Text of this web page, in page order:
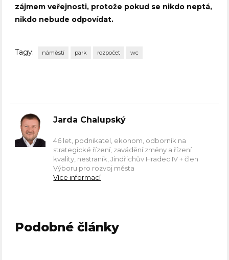
zájmem veřejnosti, protože pokud se nikdo neptá,
nikdo nebude odpovídat.
Tagy: náměstí park rozpočet wc
Jarda Chalupský
46 let, podnikatel, ekonom, odborník na
strategické řízení, zavádění změny a řízení
kvality, nestraník, Jindřichův Hradec IV + člen
Výboru pro rozvoj města
Více informací
Podobné články